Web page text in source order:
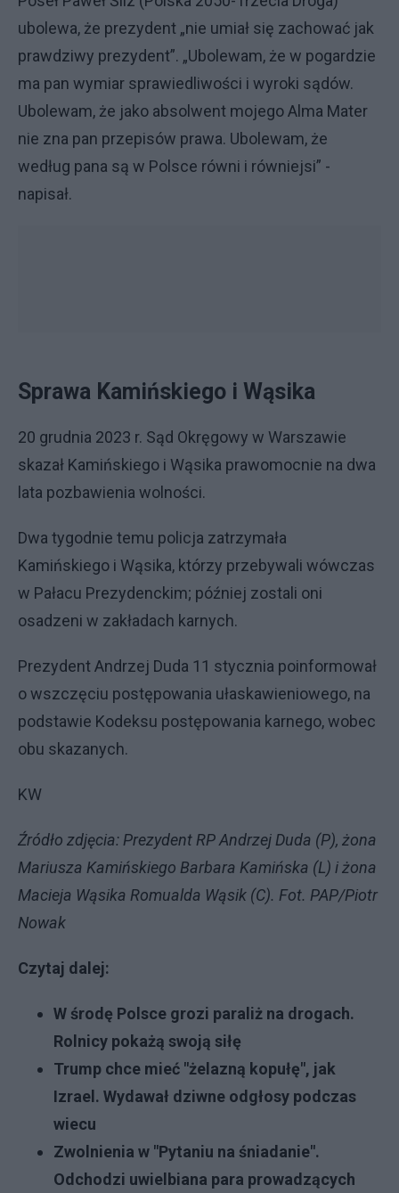
ubolewa, że prezydent „nie umiał się zachować jak
prawdziwy prezydent”. „Ubolewam, że w pogardzie
ma pan wymiar sprawiedliwości i wyroki sądów.
Ubolewam, że jako absolwent mojego Alma Mater
nie zna pan przepisów prawa. Ubolewam, że
według pana są w Polsce równi i równiejsi” -
napisał.
Sprawa Kamińskiego i Wąsika
20 grudnia 2023 r. Sąd Okręgowy w Warszawie
skazał Kamińskiego i Wąsika prawomocnie na dwa
lata pozbawienia wolności.
Dwa tygodnie temu policja zatrzymała
Kamińskiego i Wąsika, którzy przebywali wówczas
w Pałacu Prezydenckim; później zostali oni
osadzeni w zakładach karnych.
Prezydent Andrzej Duda 11 stycznia poinformował
o wszczęciu postępowania ułaskawieniowego, na
podstawie Kodeksu postępowania karnego, wobec
obu skazanych.
KW
Źródło zdjęcia: Prezydent RP Andrzej Duda (P), żona
Mariusza Kamińskiego Barbara Kamińska (L) i żona
Macieja Wąsika Romualda Wąsik (C). Fot. PAP/Piotr
Nowak
Czytaj dalej:
W środę Polsce grozi paraliż na drogach.
Rolnicy pokażą swoją siłę
Trump chce mieć "żelazną kopułę", jak
Izrael. Wydawał dziwne odgłosy podczas
wiecu
Zwolnienia w "Pytaniu na śniadanie".
Odchodzi uwielbiana para prowadzących